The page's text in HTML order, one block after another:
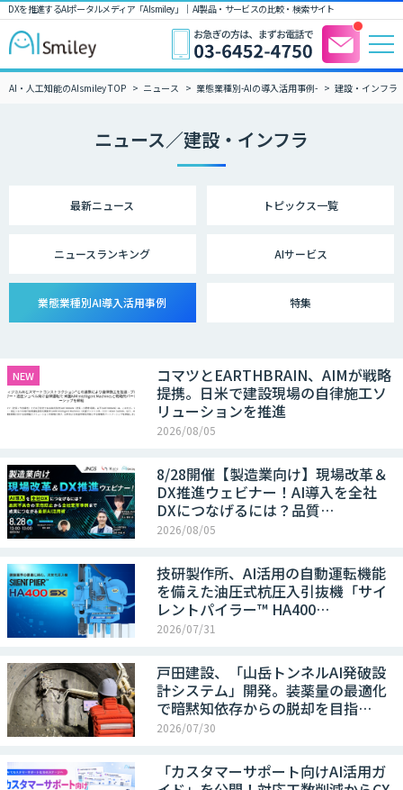
DXを推進するAIポータルメディア「AIsmiley」｜ AI製品・サービスの比較・検索サイト
AI・人工知能のAIsmiley TOP ニュース 業態業種別-AIの導入活用事例- 建設・インフラ
ニュース／建設・インフラ
最新ニュース トピックス一覧
ニュース ランキング AIサービス
業態業種別AI導入活用事例 特集
NEW
コマツとEARTHBRAIN、AIMが戦略
提携。日米で建設現場の自律施工ソ
リューションを推進
2026/08/05
8/28開催【製造業向け】現場改革＆
DX推進ウェビナー！AI導入を全社
DXにつなげるには？品質…
2026/08/05
技研製作所、AI活用の自動運転機能
を備えた油圧式杭圧入引抜機「サイ
レントパイラー™ HA400…
2026/07/31
戸田建設、「山岳トンネルAI発破設
計システム」開発。装薬量の最適化
で暗黙知依存からの脱却を目指…
2026/07/30
「カスタマーサポート向けAI活用ガ